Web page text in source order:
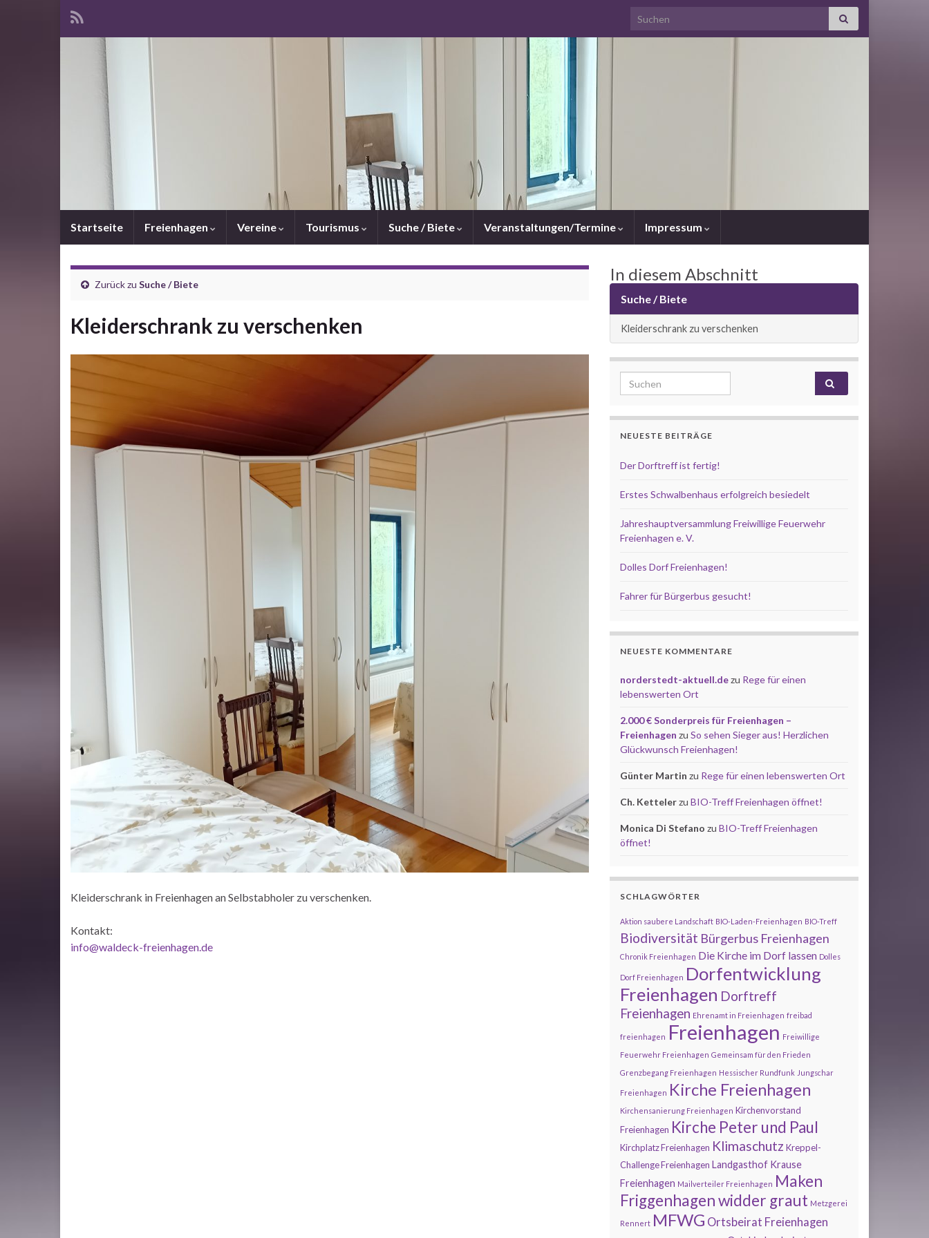
Search for:
Startseite Freienhagen Vereine Tourismus Suche / Biete Veranstaltungen/Termine Impressum
Zurück zu Suche / Biete
Kleiderschrank zu verschenken
Kleiderschrank in Freienhagen an Selbstabholer zu verschenken.
Kontakt:
info@waldeck-freienhagen.de
In diesem Abschnitt
Suche / Biete
Kleiderschrank zu verschenken
Search for:
NEUESTE BEITRÄGE
Der Dorftreff ist fertig!
Erstes Schwalbenhaus erfolgreich besiedelt
Jahreshauptversammlung Freiwillige Feuerwehr
Freienhagen e. V.
Dolles Dorf Freienhagen!
Fahrer für Bürgerbus gesucht!
NEUESTE KOMMENTARE
norderstedt-aktuell.dezu Rege für einen
lebenswerten Ort
2.000 € Sonderpreis für Freienhagen –
Freienhagen zu So sehen Sieger aus! Herzlichen
Glückwunsch Freienhagen!
Günter Martin zu Rege für einen lebenswerten Ort
Ch. Kettelerzu BIO-Treff Freienhagen öffnet!
Monica Di Stefano zu BIO-Treff Freienhagen
öffnet!
SCHLAGWÖRTER
Aktion saubere Landschaft BIO-Laden-Freienhagen BIO-Treff
Biodiversität Bürgerbus Freienhagen
Chronik Freienhagen Die Kirche im Dorf lassen Dolles
Dorf Freienhagen Dorfentwicklung
Freienhagen Dorftreff
Freienhagen Ehrenamt in Freienhagen freibad
freienhagen Freienhagen Freiwillige
Feuerwehr Freienhagen Gemeinsam für den Frieden
Grenzbegang Freienhagen Hessischer Rundfunk Jungschar
Freienhagen Kirche Freienhagen
Kirchensanierung Freienhagen Kirchenvorstand
Freienhagen Kirche Peter und Paul
Kirchplatz Freienhagen Klimaschutz Kreppel-
Challenge Freienhagen Landgasthof Krause
Freienhagen Mailverteiler Freienhagen Maken
Friggenhagen widder graut Metzgerei
Rennert MFWG Ortsbeirat Freienhagen